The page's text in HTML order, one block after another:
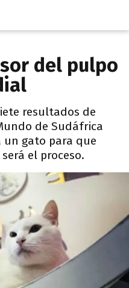
del pulpo
resultados de
de Sudáfrica
un gato para que
el proceso.